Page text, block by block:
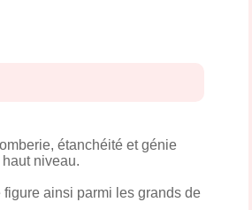
étanchéité et génie
niveau.
ainsi parmi les grands de